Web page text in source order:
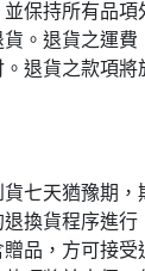
保持所有品項
。退貨之運費
退貨之款項將
七天猶豫期
換貨程序進行
品，方可接受